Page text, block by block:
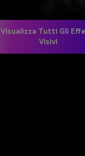
Visualizza Tutti Gli
Visivi